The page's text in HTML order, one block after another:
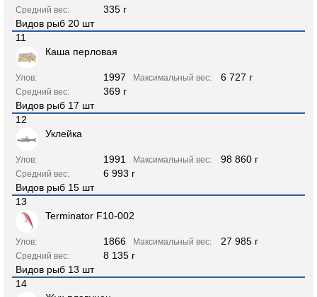
Средний вес:
335 г
Видов рыб 20 шт
11
Каша перловая
Улов: 1997 Максимальный вес: 6 727 г
Средний вес:
369 г
Видов рыб 17 шт
12
Уклейка
Улов: 1991 Максимальный вес: 98 860 г
Средний вес:
6 993 г
Видов рыб 15 шт
13
Terminator F10-002
Улов: 1866 Максимальный вес: 27 985 г
Средний вес:
8 135 г
Видов рыб 13 шт
14